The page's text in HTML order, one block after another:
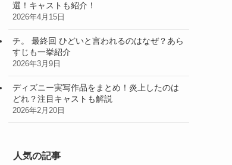
選！キャストも紹介！
2026年4月15日
チ。 最終回 ひどいと言われるのはなぜ？あら
すじも一挙紹介
2026年3月9日
ディズニー実写作品をまとめ！炎上したのは
どれ？注目キャストも解説
2026年2月20日
人気の記事